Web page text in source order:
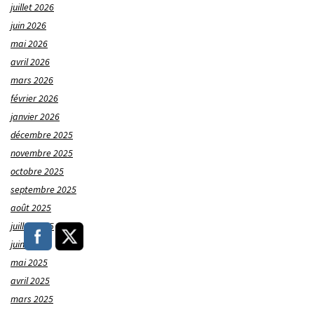
juillet 2026
juin 2026
mai 2026
avril 2026
mars 2026
février 2026
janvier 2026
décembre 2025
novembre 2025
octobre 2025
septembre 2025
août 2025
juillet 2025
juin 2025
mai 2025
avril 2025
mars 2025